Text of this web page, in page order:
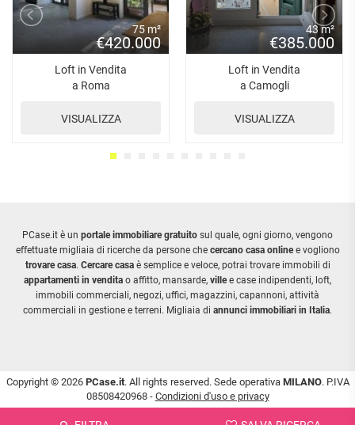
75 m²
€420.000
Loft in Vendita
a Roma
VISUALIZZA
43 m²
€385.000
Loft in Vendita
a Camogli
VISUALIZZA
PCase.it è un portale immobiliare gratuito sul quale, ogni giorno, vengono
effettuate migliaia di ricerche da persone che cercano casa onlinee vogliono
trovare casa. Cercare casaè semplice e veloce, potrai trovare immobili di
appartamenti in vendita o affitto, mansarde, villee case indipendenti, loft,
immobili commerciali, negozi, uffici, magazzini, capannoni, attività
commerciali in gestione e terreni. Migliaia di annunci immobiliari in Italia.
Copyright © 2026 PCase.it. All rights reserved. Sede operativa MILANO. P.IVA
08508420968 - Condizioni d'uso e privacy